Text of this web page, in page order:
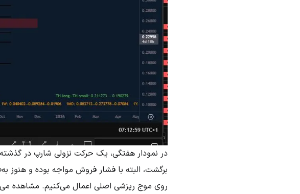
در نمودار هفتگی، یک حرکت نزولی شارپ در
برگشت، البته با فشار فروش مواجه بوده و هنوز